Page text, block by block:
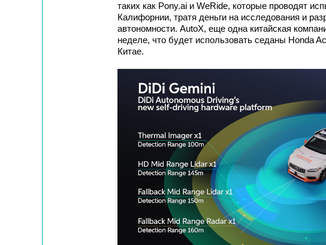
таких как Pony.ai и WeRide, которые проводят
Калифорнии, тратя деньги на исследования и
автономности. AutoX, еще одна китайская
неделе, что будет использовать седаны Honda
Китае.